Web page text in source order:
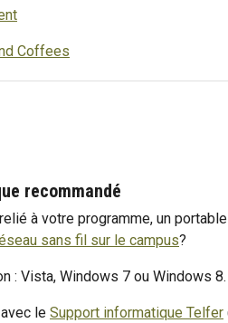
Coffees
recommandé
à votre programme, un
sans fil sur le campus?
: Vista, Windows 7 ou Windows
le Support informatique Telfer